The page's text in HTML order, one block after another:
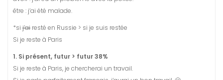
être : j’ai été malade.
*si j’ai resté en Russie > si je suis restée
Si je reste à Paris
1. Si présent, futur > futur 38%
Si je reste à Paris, je chercherai un travail.